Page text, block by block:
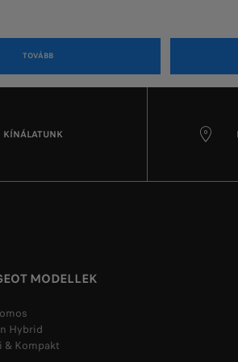
TOVÁBB
KÍNÁLATUNK
MODELLEK
Hybrid
& Kompakt